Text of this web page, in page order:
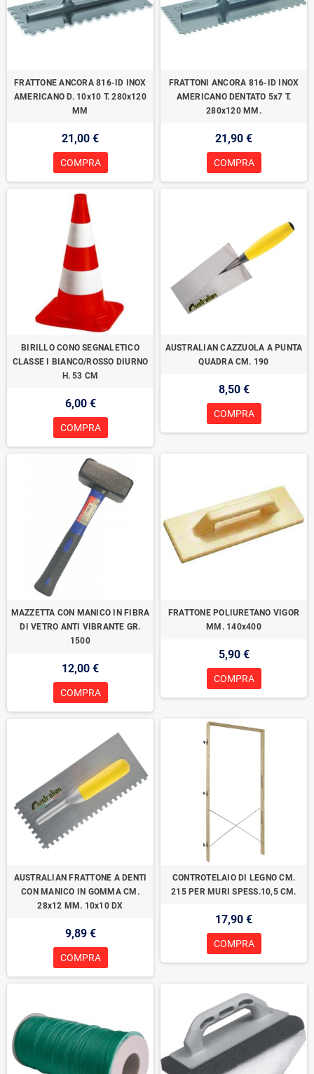
FRATTONE ANCORA 816-ID INOX
AMERICANO D. 10x10 T. 280x120
MM
21,00 €
COMPRA
FRATTONI ANCORA 816-ID INOX
AMERICANO DENTATO 5x7 T.
280x120 MM.
21,90 €
COMPRA
BIRILLO CONO SEGNALETICO
CLASSE I BIANCO/ROSSO DIURNO
H. 53 CM
6,00 €
COMPRA
AUSTRALIAN CAZZUOLA A PUNTA
QUADRA CM. 190
8,50 €
COMPRA
MAZZETTA CON MANICO IN FIBRA
DI VETRO ANTI VIBRANTE GR.
1500
12,00 €
COMPRA
FRATTONE POLIURETANO VIGOR
MM. 140x400
5,90 €
COMPRA
AUSTRALIAN FRATTONE A DENTI
CON MANICO IN GOMMA CM.
28x12 MM. 10x10 DX
9,89 €
COMPRA
CONTROTELAIO DI LEGNO CM.
215 PER MURI SPESS.10,5 CM.
17,90 €
COMPRA